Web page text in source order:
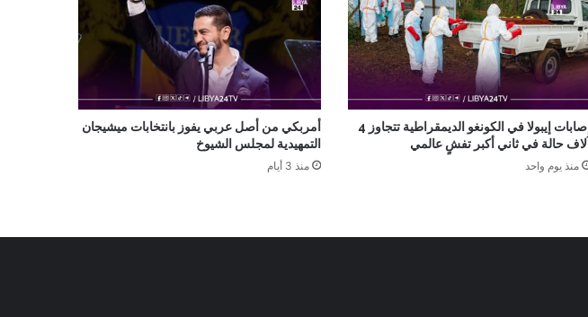
إصابات إيبولا في الكونغو الديمقراطية تتجاوز 4
آلاف حالة في ثاني أكبر تفشٍ عالمي
منذ يوم واحد
أمربكي من أصل عربي يفوز بانتخابات ميشيجان
التمهيدية لمجلس الشيوخ
منذ 3 أيام